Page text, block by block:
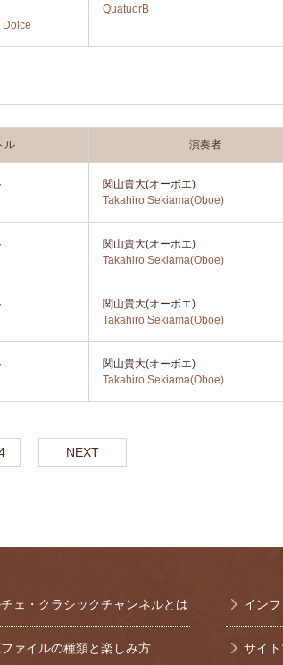
Dolce
QuatuorB
ル 演奏者
関山貴大(オーボエ)
Takahiro Sekiama(Oboe)
関山貴大(オーボエ)
Takahiro Sekiama(Oboe)
関山貴大(オーボエ)
Takahiro Sekiama(Oboe)
関山貴大(オーボエ)
Takahiro Sekiama(Oboe)
NEXT
チェ・クラシックチャンネルとは
ァイルの種類と楽しみ方
イン
サイ